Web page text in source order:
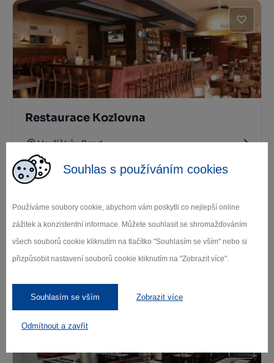
Souhlas s používáním cookies
Používáme soubory cookie, abychom vám poskytli co nejlepší online
zážitek a konzistentní informace. Můžete souhlasit se shromažďováním
všech souborů cookie kliknutím na tlačítko "Souhlasím se vším" nebo si
přizpůsobit nastavení souborů cookie kliknutím na "Zobrazit více".
Souhlasím se vším Zobrazit více
Odmítnout a zavřít
Restaurace Kozlovna
Havlíčkův Brod
Piombino